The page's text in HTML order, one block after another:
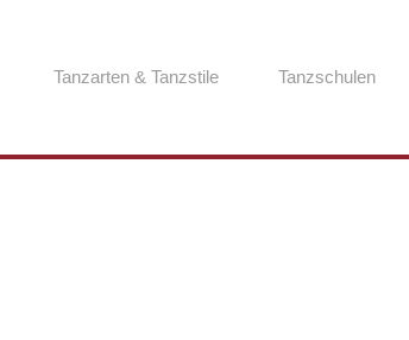
Tanzarten & Tanzstile Tanzschulen